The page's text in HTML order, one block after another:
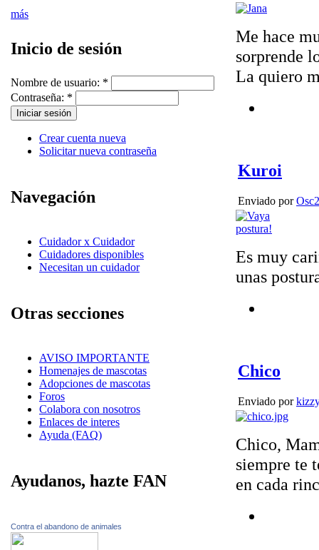
más
Inicio de sesión
Nombre de usuario: *
Contraseña: *
Crear cuenta nueva
Solicitar nueva contraseña
Navegación
Cuidador x Cuidador
Cuidadores disponibles
Necesitan un cuidador
Otras secciones
AVISO IMPORTANTE
Homenajes de mascotas
Adopciones de mascotas
Foros
Colabora con nosotros
Enlaces de interes
Ayuda (FAQ)
Ayudanos, hazte FAN
Contra el abandono de animales
Me hace
sorprende
La quiero
Kuroi
Enviado porOsc2
Es muy
unas
Chico
Enviado por
Chico,
siempre te
en cada